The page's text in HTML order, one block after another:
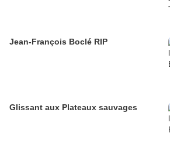
Jean-François Boclé RIP
Glissant aux Plateaux sauvages